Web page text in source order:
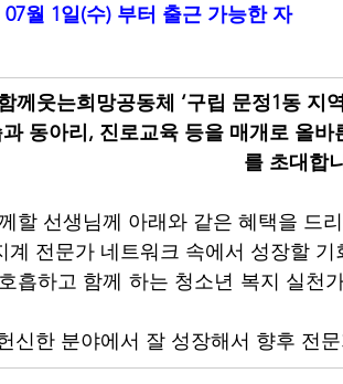
07월 1일(수) 부터 출근 가능한 자
께웃는희망공동체 ‘구립 문정1동 지
동아리, 진로교육 등을 매개로 올
를 초대합
할 선생님께 아래와 같은 혜택을 드
계 전문가 네트워크 속에서 성장할 기
흡하고 함께 하는 청소년 복지 실천
신한 분야에서 잘 성장해서 향후 전